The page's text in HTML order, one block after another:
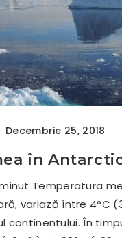
Decembrie 25, 2018
în
Temperatura
variază între 4°C
continentului. În